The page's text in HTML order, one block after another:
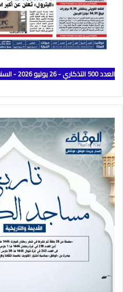
العدد 500 التذكاري - 26 يوليو 2026 - السنة الثالثة